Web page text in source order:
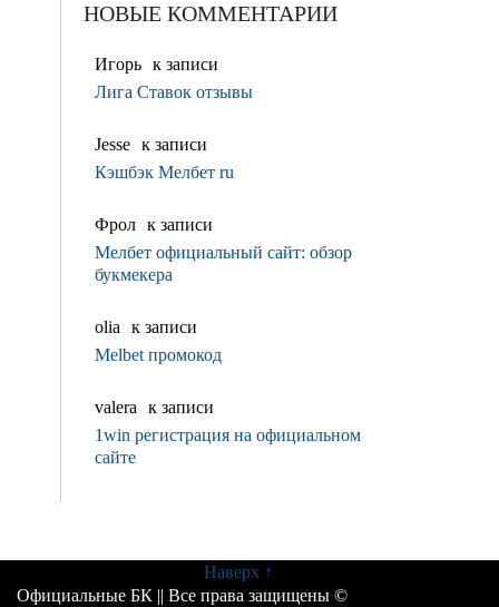
НОВЫЕ КОММЕНТАРИИ
Игорь к записи
Лига Ставок отзывы
Jesse к записи
Кэшбэк Мелбет ru
Фрол к записи
Мелбет официальный сайт: обзор
букмекера
olia
к записи
Melbet промокод
valerа
к записи
1win регистрация на официальном
сайте
Официальные БК || Все права защищены ©
Наверх ↑